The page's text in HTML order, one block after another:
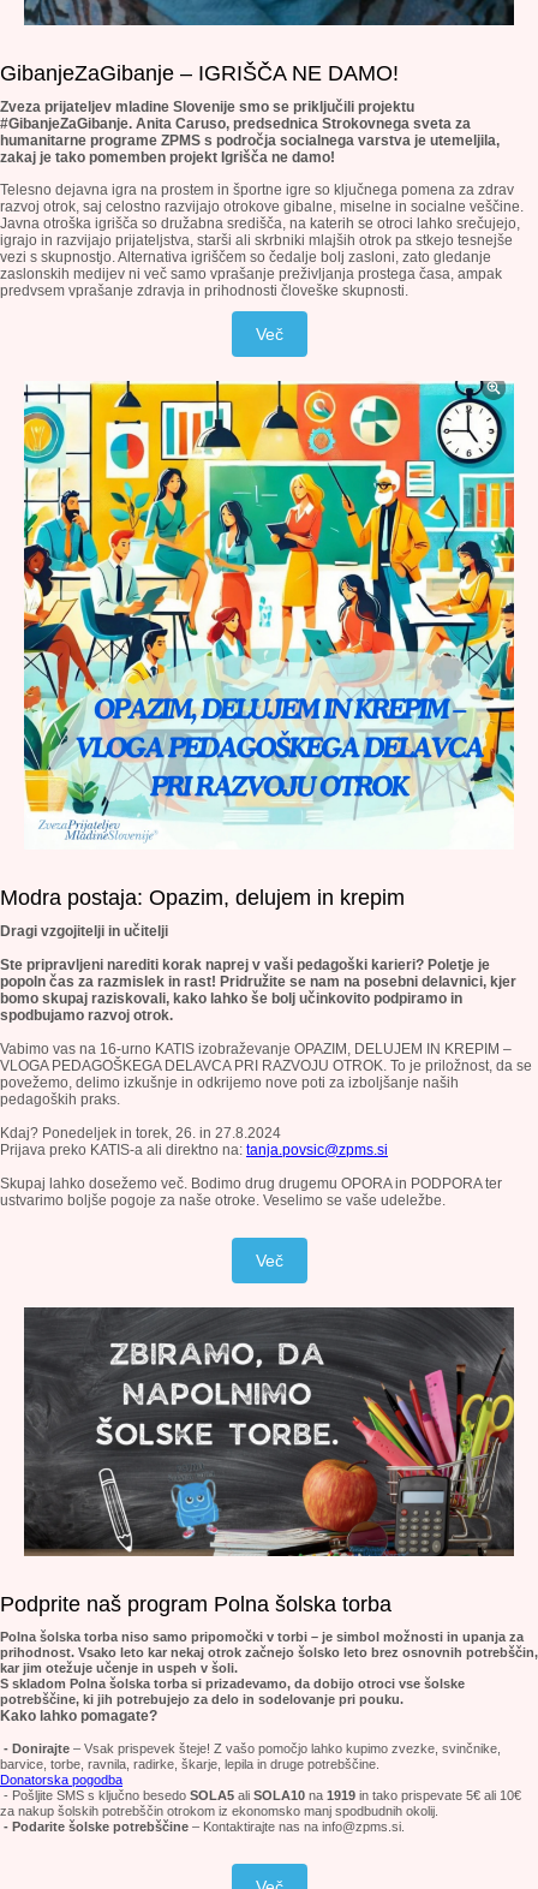
GibanjeZaGibanje – IGRIŠČA NE DAMO!
Zveza prijateljev mladine Slovenije smo se priključili projektu
#GibanjeZaGibanje. Anita Caruso, predsednica Strokovnega sveta za
humanitarne programe ZPMS s področja socialnega varstva je utemeljila,
zakaj je tako pomemben projekt Igrišča ne damo!
Telesno dejavna igra na prostem in športne igre so ključnega pomena za zdrav
razvoj otrok, saj celostno razvijajo otrokove gibalne, miselne in socialne veščine.
Javna otroška igrišča so družabna središča, na katerih se otroci lahko srečujejo,
igrajo in razvijajo prijateljstva, starši ali skrbniki mlajših otrok pa stkejo tesnejše
vezi s skupnostjo. Alternativa igriščem so čedalje bolj zasloni, zato gledanje
zaslonskih medijev ni več samo vprašanje preživljanja prostega časa, ampak
predvsem vprašanje zdravja in prihodnosti človeške skupnosti.
Več
Modra postaja: Opazim, delujem in krepim
Dragi vzgojitelji in učitelji
Ste pripravljeni narediti korak naprej v vaši pedagoški karieri? Poletje je
popoln čas za razmislek in rast! Pridružite se nam na posebni delavnici, kjer
bomo skupaj raziskovali, kako lahko še bolj učinkovito podpiramo in
spodbujamo razvoj otrok.
Vabimo vas na 16-urno KATIS izobraževanje OPAZIM, DELUJEM IN KREPIM –
VLOGA PEDAGOŠKEGA DELAVCA PRI RAZVOJU OTROK. To je priložnost, da se
povežemo, delimo izkušnje in odkrijemo nove poti za izboljšanje naših
pedagoških praks.
Kdaj? Ponedeljek in torek, 26. in 27.8.2024
Prijava preko KATIS-a ali direktno na: tanja.povsic@zpms.si
Skupaj lahko dosežemo več. Bodimo drug drugemu OPORA in PODPORA ter
ustvarimo boljše pogoje za naše otroke. Veselimo se vaše udeležbe.
Več
Podprite naš program Polna šolska torba
Polna šolska torba niso samo pripomočki v torbi – je simbol možnosti in upanja za
prihodnost. Vsako leto kar nekaj otrok začnejo šolsko leto brez osnovnih potrebščin,
kar jim otežuje učenje in uspeh v šoli.
S skladom Polna šolska torba si prizadevamo, da dobijo otroci vse šolske
potrebščine, ki jih potrebujejo za delo in sodelovanje pri pouku.
Kako lahko pomagate?
- Donirajte – Vsak prispevek šteje! Z vašo pomočjo lahko kupimo zvezke, svinčnike,
barvice, torbe, ravnila, radirke, škarje, lepila in druge potrebščine.
Donatorska pogodba
- Pošljite SMS s ključno besedo SOLA5 ali SOLA10 na 1919 in tako prispevate 5€ ali 10€
za nakup šolskih potrebščin otrokom iz ekonomsko manj spodbudnih okolij.
- Podarite šolske potrebščine – Kontaktirajte nas na info@zpms.si.